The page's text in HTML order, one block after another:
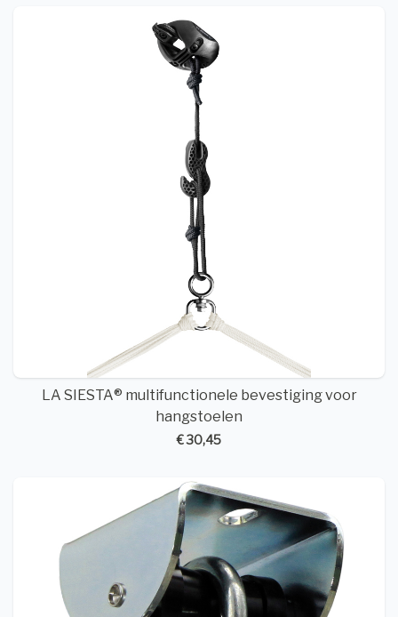
LA SIESTA® multifunctionele bevestiging voor
hangstoelen
€ 30,45